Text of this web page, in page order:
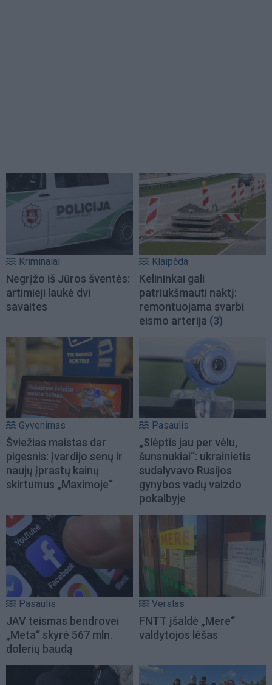
Kriminalai
Negrįžo iš Jūros šventės:
artimieji laukė dvi
savaites
Klaipėda
Kelininkai gali
patriukšmauti naktį:
remontuojama svarbi
eismo arterija (3)
Gyvenimas
Šviežias maistas dar
pigesnis: įvardijo senų ir
naujų įprastų kainų
skirtumus „Maximoje“
Pasaulis
„Slėptis jau per vėlu,
šunsnukiai“: ukrainietis
sudalyvavo Rusijos
gynybos vadų vaizdo
pokalbyje
Pasaulis
JAV teismas bendrovei
„Meta“ skyrė 567 mln.
dolerių baudą
Verslas
FNTT įšaldė „Mere“
valdytojos lėšas